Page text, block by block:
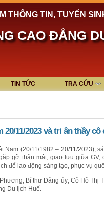
THÔNG TIN, TUYỂN
CAO ĐẲNG
TIN TỨC TRA CỨU
20/11/2023 và tri ân thầy
Nam (20/11/1982 – 20/11/2023),
gỡ thân mật, giao lưu giữa
để lao động sáng tạo, phục vụ
Bí thư Đảng ủy; Cô Hồ Thị
Du lịch Huế.